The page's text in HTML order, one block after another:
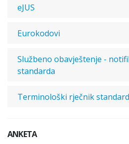
eJUS
Eurokodovi
Službeno obavještenje -
standarda
Terminološki rječnik
ANKETA